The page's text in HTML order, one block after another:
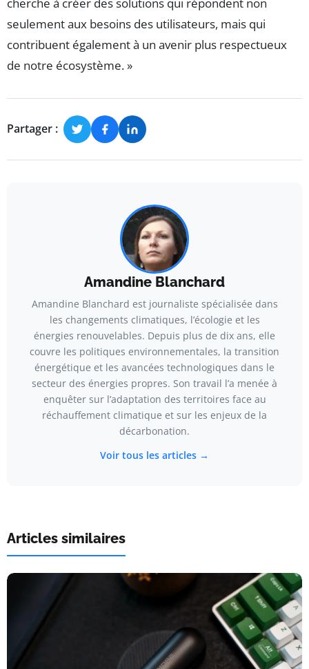
seulement aux besoins des utilisateurs, mais qui
contribuent également à un avenir plus respectueux
de notre écosystème. »
Partager :
Amandine Blanchard
Amandine Blanchard est journaliste spécialisée dans
les changements climatiques, l’écologie et les
énergies renouvelables. Depuis plus de dix ans, elle
couvre les politiques environnementales, la transition
énergétique et les avancées technologiques dans le
secteur des énergies propres. Son travail l’a menée à
enquêter sur l’adaptation des territoires face au
réchauffement climatique et sur les enjeux de la
décarbonation.
Voir tous les articles →
Articles similaires